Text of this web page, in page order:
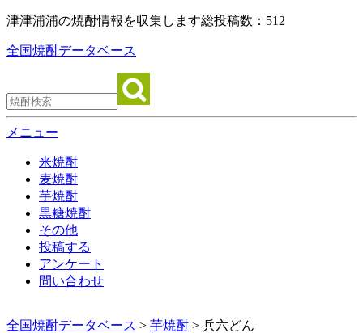
津津浦浦の焼酎情報を収集します総投稿数：512
全国焼酎データベース
メニュー
米焼酎
麦焼酎
芋焼酎
黒糖焼酎
その他
投稿する
アンケート
問い合わせ
全国焼酎データベース > 芋焼酎 > 兵六どん